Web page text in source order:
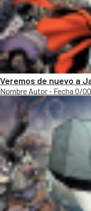
Veremos de nuevo a
Nombre Autor - Fecha 0/